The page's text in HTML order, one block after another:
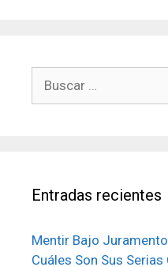
Entradas recientes
Mentir Bajo
Cuáles Son Sus